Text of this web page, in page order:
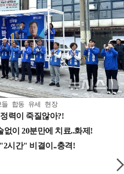
들 합동 유세 현장